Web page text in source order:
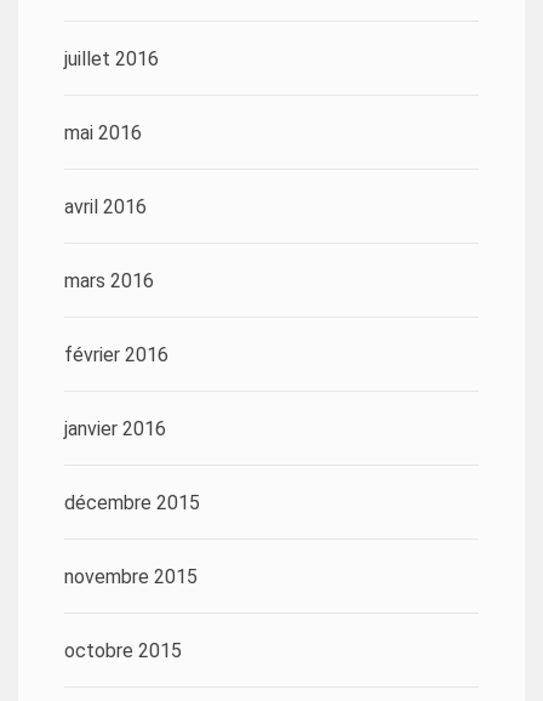
juillet 2016
mai 2016
avril 2016
mars 2016
février 2016
janvier 2016
décembre 2015
novembre 2015
octobre 2015